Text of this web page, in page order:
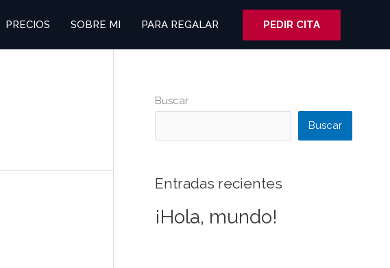
PRECIOS SOBRE MI PARA REGALAR PEDIR CITA
Buscar
Buscar
Entradas recientes
¡Hola, mundo!